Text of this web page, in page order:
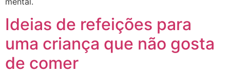
Ideias de refeições para
uma criança que não gosta
de comer